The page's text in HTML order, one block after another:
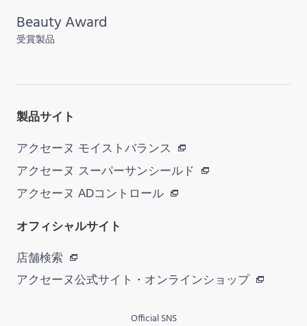
Beauty Award
受賞製品
製品サイト
アクセーヌ モイストバランス
アクセーヌ スーパーサンシールド
アクセーヌ ADコントロール
オフィシャルサイト
店舗検索
アクセーヌ公式サイト・ オンラインショップ
Official SNS